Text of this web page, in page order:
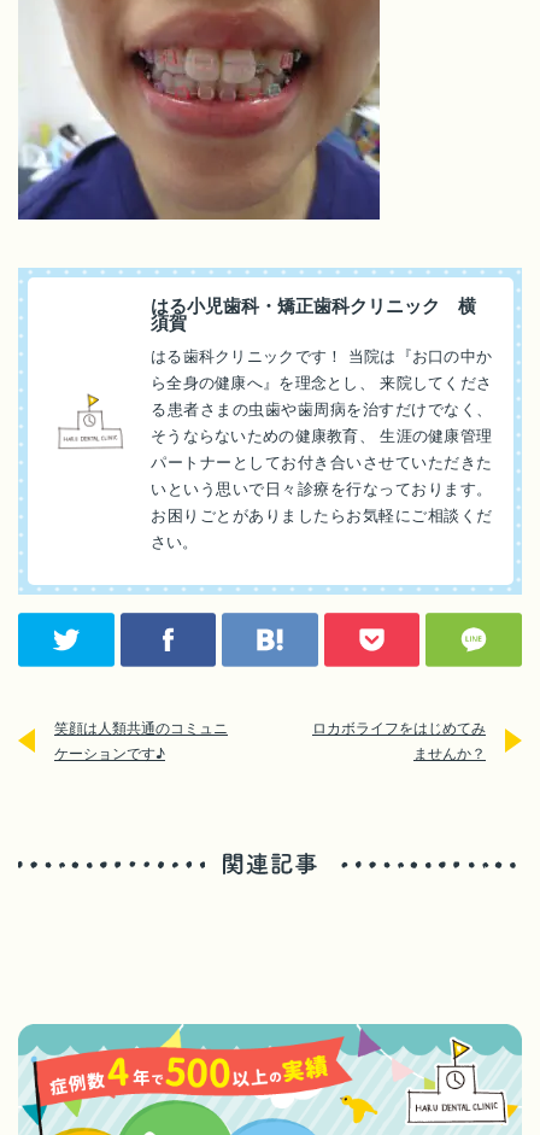
はる小児歯科・矯正歯科クリニック 横
須賀
はる歯科クリニックです！ 当院は『お口の中か
ら全身の健康へ』を理念とし、 来院してくださ
る患者さまの虫歯や歯周病を治すだけでなく、
そうならないための健康教育、 生涯の健康管理
パートナーとしてお付き合いさせていただきた
いという思いで日々診療を行なっております。
お困りごとがありましたらお気軽にご相談くだ
さい。
笑顔は人類共通のコミュニ
ケーションです♪
ロカボライフをはじめてみ
ませんか？